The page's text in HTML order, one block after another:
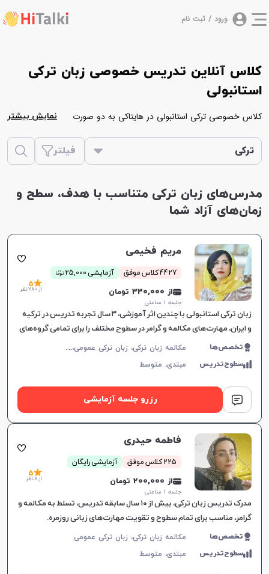
ورود / ثبت نام
کلاس آنلاین تدریس خصوصی زبان ترکی
استانبولی
کلاس خصوصی ترکی استانبولی در هایتاکی به دو صورت
ترکی استانبولی در مدت زمان 60 دقیقه و کلاس حضوری در
مدت 90 دقیقه برگزار می‌شود. در ادامه همه مدرس هایی که
گرفته اند، که شما با بررسی اطلاعات موجود در پروفایل هر
یک از آن ها می‌توانید استاد مورد نظر خود را انتخاب نمایید.
نمایش بیشتر
ترکی فیلتر
مدرس‌های زبان ترکی متناسب با هدف، سطح و
زمان‌های آزاد شما
مریم فخیمی
4427 کلاس موفق آزمایشی 25,000 توما
ن
از 330,000 تومان
جلسه ۱ ساعتی
5
از 280 نظر
زبان ترکی استانبولی با چندین اثر آموزشی، ۳ سال تجربه تدریس در ترکیه
و ایران، مهارت‌های مکالمه و گرامر در سطوح مختلف را برای تمامی گروه‌های
سنی آموزش می‌دهد.
تخصص‌ها م
کالمه زبان ترکی، زبان ترکی عمومی، زبان ترکی کودکان
سطوح‌تدریس مبتدی، متوسط
رزرو جلسه آزمایشی
فاطمه حیدری
225 کلاس موفق آزمایشی رایگان
از 200,000 تومان
جلسه ۱ ساعتی
5
از 8 نظر
مدرک تدریس زبان ترکی، بیش از ۱۰ سال سابقه تدریس، تسلط به مکالمه و
گرامر، مناسب برای تمام سطوح و تقویت مهارت‌های زبانی روزمره.
تخصص‌ها
مکالمه زبان ترکی، زبان ترکی عمومی
سطوح‌تدریس
مبتدی، متوسط